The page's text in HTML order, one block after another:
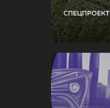
СПЕЦПРОЕКТ